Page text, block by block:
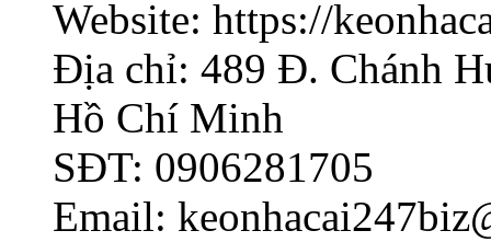
Website: https://
Địa chỉ: 489 Đ. Chánh
Hồ Chí Minh
SĐT: 0906281705
Email: